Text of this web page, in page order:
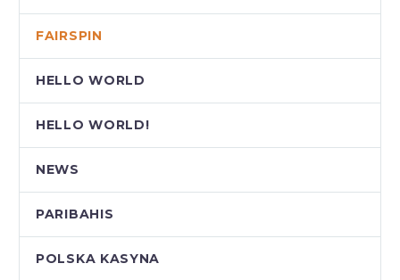
FAIRSPIN
HELLO WORLD
HELLO WORLD!
NEWS
PARIBAHIS
POLSKA KASYNA